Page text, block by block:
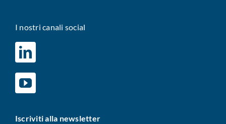
I nostri canali social
Iscriviti alla newsletter